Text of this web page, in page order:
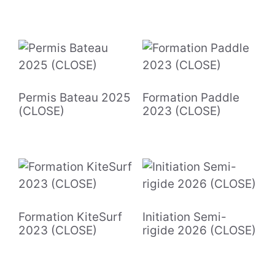
Permis Bateau 2025
(CLOSE)
Formation Paddle
2023 (CLOSE)
Formation KiteSurf
2023 (CLOSE)
Initiation Semi-
rigide 2026 (CLOSE)